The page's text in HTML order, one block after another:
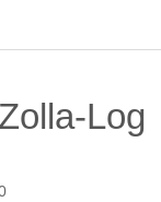
Zolla-Log